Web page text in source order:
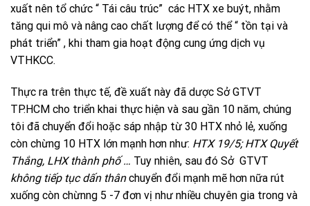
xuất nên tổ chức “ Tái câu trúc” các HTX xe buýt, nhằm
tăng qui mô và nâng cao chất lượng để có thể “ tồn tại và
phát triển” , khi tham gia hoạt động cung ứng dịch vụ
VTHKCC.
Thực ra trên thực tế, đề xuất này đã dược Sở GTVT
TP.HCM cho triển khai thực hiện và sau gần 10 năm, chúng
tôi đã chuyển đổi hoặc sáp nhập từ 30 HTX nhỏ lẻ, xuống
còn chừng 10 HTX lớn mạnh hơn như: HTX 19/5; HTX Quyết
Thắng, LHX thành phố … Tuy nhiên, sau đó Sở GTVT
không tiếp tục dấn thânchuyển đổi mạnh mẽ hơn nữa rút
xuống còn chừnng 5 -7 đơn vị như nhiều chuyên gia trong và